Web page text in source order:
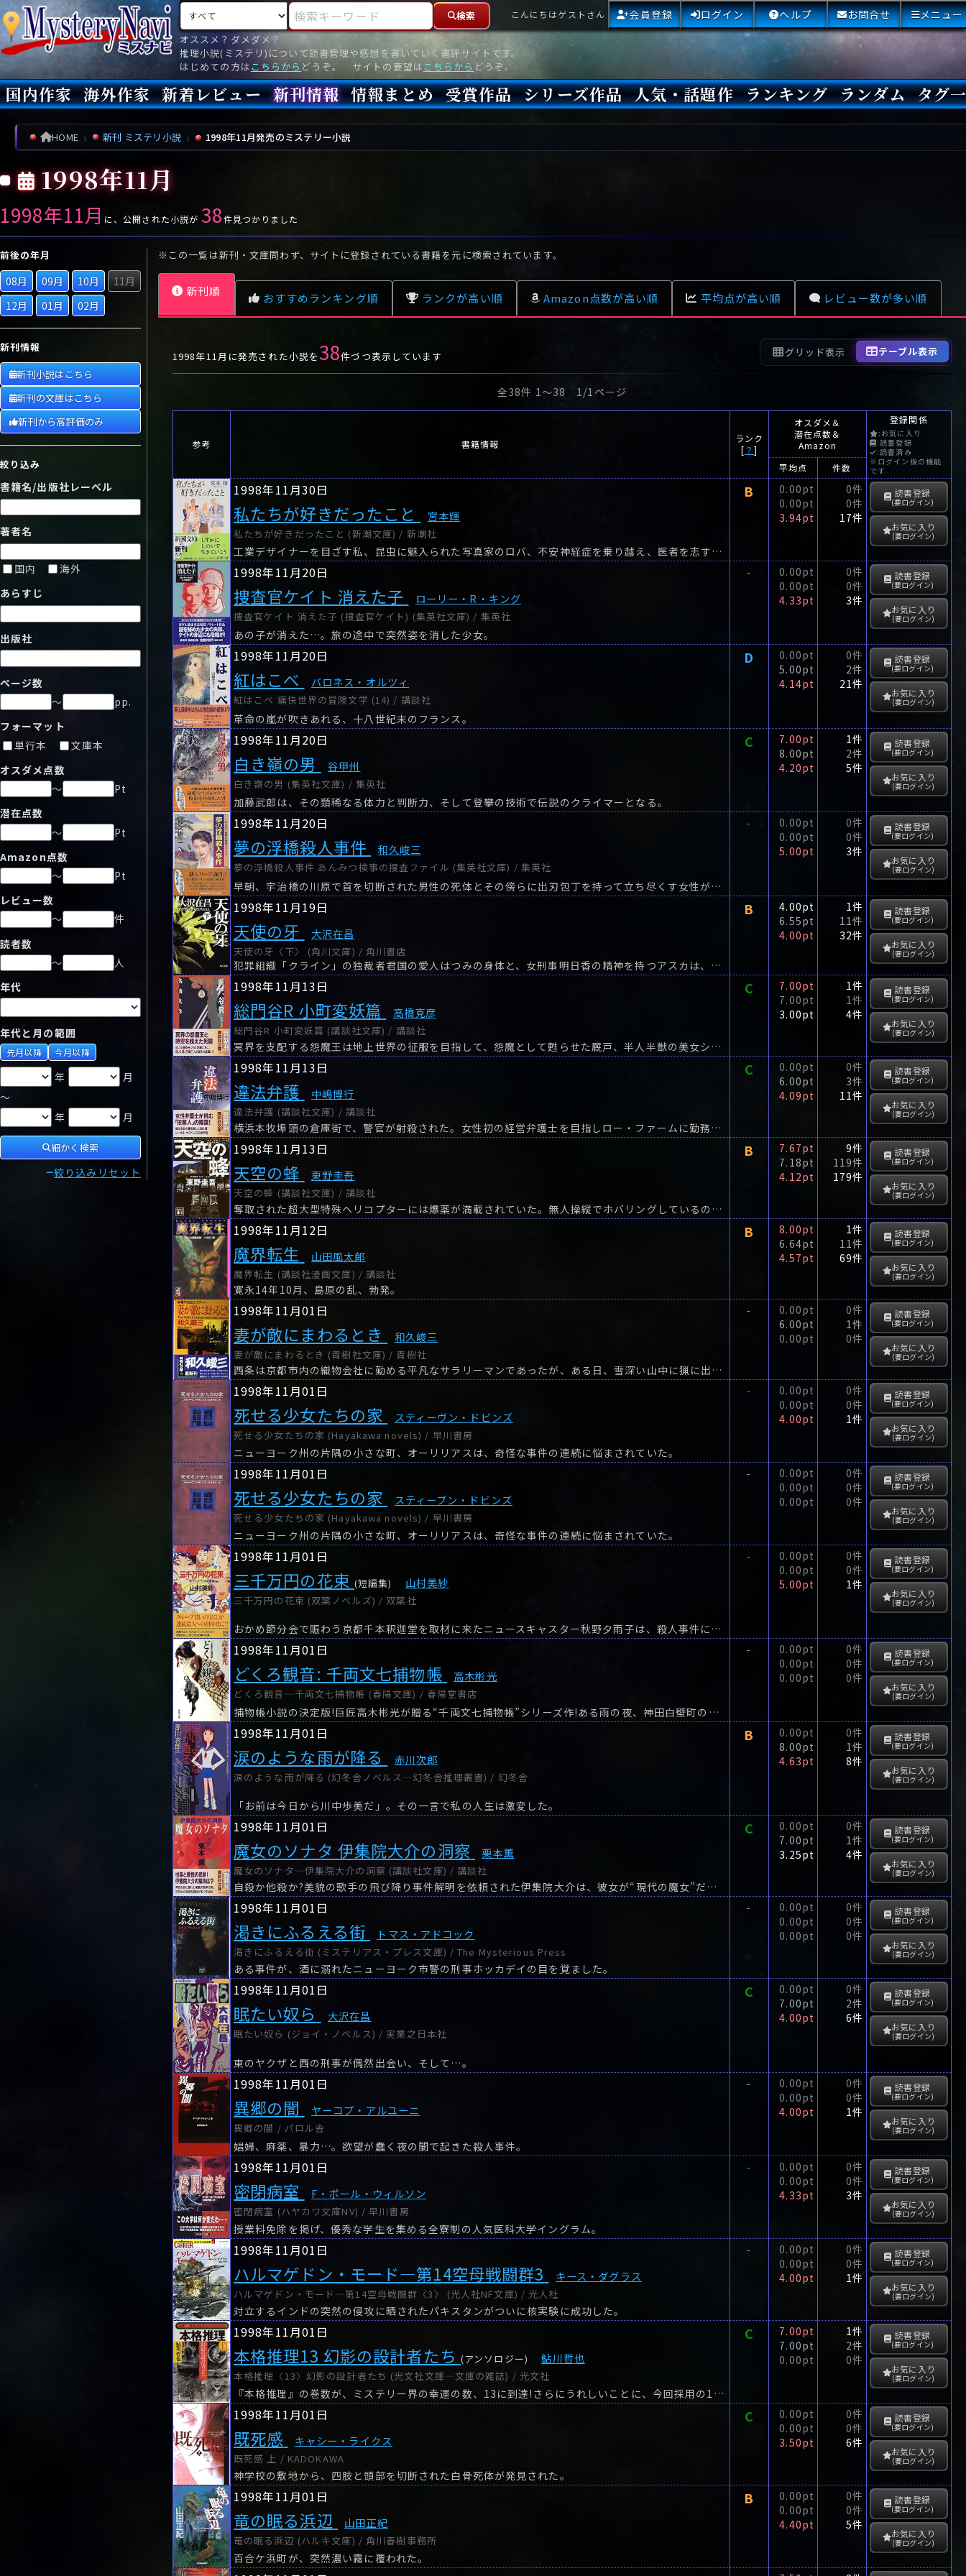
オススメ？ダメダメ？
推理小説(ミステリ)について読書管理や感想を書いていく書評サイトです。
はじめての方は こちらから どうぞ。 サイトの要望は こちらから どうぞ。
検索対象 検索キーワード
検索 こんにちはゲストさん 会員登録 ログイン ヘルプ お問合せ メニュー
国内作家
あ行 あ い う え
お
か行
か き く け
こ
さ行
さ し す せ
た行
た ち
な行
な に ぬ ね
の
は行
は ひ ふ
ま行
ま み む
も
や行
や ゆ
ら行
ろ
わ行
わ
海外作家
ア行 ア イ ウ エ
オ
カ行
カ キ ク ケ
コ
サ行
タ行
ツ
ナ行
ナ ニ ヌ ネ
ノ
ハ行
ハ
マ行
マ ミ ム
モ
ヤ行
ヤ
リ ル レ
ロ
ワ行
ワ
新着レビュー 新刊情報
新刊情報
文庫新刊
新刊高評価
今月(8月)発売
先月(7月)発売
先々月(6月)発売
情報まとめ
『本格ミステリベスト』2026年版
『本格ミステリベスト』(海外)
『このミステリーがすごい!』2026年版
『このミステリーがすごい!』(海外)
『ミステリが読みたい!』2026年版
『ミステリが読みたい!』(海外)
『週刊文春ミステリーベスト10』2025年版
『週刊文春ミステリーベスト10』(海外)
本格ミステリ・エターナル300
本格ミステリ・ディケイド300
本格ミステリ・クロニクル300
ミステリー・リーグ
東西ミステリーベスト100 2012年版(国内)
東西ミステリーベスト100 2012年版(海外)
その他をもっとみる
受賞作品
日本推理作家協会賞
本格ミステリ大賞
鮎川哲也賞
横溝正史ミステリ大賞
江戸川乱歩賞
メフィスト賞
『このミステリーがすごい!』大賞
アンソニー賞(長編賞)
エドガー賞(MWA賞)
ゴールド・ダガー賞(CWA賞)
バリー賞(長編賞)
ガラスの鍵賞
その他をもっとみる
シリーズ作品 人気・話題作
本日
3日間
今週
今月
最近閲覧された小説
ランキング
国内総合ランキング
海外総合ランキング
Amazon国内作品高評価
Amazon海外作品高評価
国内作品高評価
海外作品高評価
閲覧回数
オススメ投票回数
読書した人が多い小説
サイトランク
Sランク
Aランク
Bランク
Cランク
Dランク
Eランク
Fランク
ランダム タグ
初心者におすすめ
クローズド・サー
本格ミステリ
青春ミステリ
学園ミステリ
日常の謎
SFミステリ
倒叙ミステリ
警察小説
映画化
ドラマ化
その他をもっとみ
HOME 新刊 ミステリ小説 1998年11月発売のミステリー小説
1998年11月
1998年11月 に、公開された小説が38件見つかりました
前後の年月
08月 09月 10月
11月
12月
01月 02月
新刊情報
新刊小説はこちら
新刊の文庫はこちら
新刊から高評価のみ
絞り込み
書籍名/出版社レーベル
著者名
国内
海外
あらすじ
出版社
ページ数
～
pp.
フォーマット
単行本
文庫本
オスダメ点数
～
Pt
潜在点数
～
Pt
Amazon点数
～
Pt
レビュー数
～
件
読者数
～
人
年代
年代と月の範囲
先月以降 今月以降
年
月
～
年
月
細かく検索
絞り込みリセット
※この一覧は新刊・文庫問わず、サイトに登録されている書籍を元に検索されています。
新刊順 おすすめランキング順 ランクが高い順 Amazon点数が高い順 平均点が高い順 レビュー数が多い順
1998年11月に発売された小説を38件づつ表示しています グリッド表示 テーブル表示
全38件 1〜38 1/1ページ
参考 書籍情報
ランク
[ ？]
オスダメ＆
潜在点数＆
Amazon
登録関係
:お気に入り
:読書登録
:読書済み
※ログイン後の機能
です
平均点 件数
1998年11月30日
私たちが好きだったこと 宮本輝
私たちが好きだったこと (新潮文庫) / 新潮社
工業デザイナーを目ざす私、昆虫に魅入られた写真家のロバ、不安神経症を乗り越え、医者を志す愛子、美容師として活躍する曜子。
B
0.00pt
0.00pt
3.94pt
0件
0件
17件
読書登録
(要ログイン)
お気に入り
(要ログイン)
1998年11月20日
捜査官ケイト 消えた子 ローリー・R・キング
捜査官ケイト 消えた子 (捜査官ケイト) (集英社文庫) / 集英社
あの子が消えた…。旅の途中で突然姿を消した少女。
-
0.00pt
0.00pt
4.33pt
0件
0件
3件
読書登録
(要ログイン)
お気に入り
(要ログイン)
1998年11月20日
紅はこべ バロネス・オルツィ
紅はこべ 痛快世界の冒険文学 (14) / 講談社
革命の嵐が吹きあれる、十八世紀末のフランス。
D
0.00pt
5.00pt
4.14pt
0件
2件
21件
読書登録
(要ログイン)
お気に入り
(要ログイン)
1998年11月20日
白き嶺の男 谷甲州
白き嶺の男 (集英社文庫) / 集英社
加藤武郎は、その類稀なる体力と判断力、そして登攀の技術で伝説のクライマーとなる。
C
7.00pt
8.00pt
4.20pt
1件
2件
5件
読書登録
(要ログイン)
お気に入り
(要ログイン)
1998年11月20日
夢の浮橋殺人事件 和久峻三
夢の浮橋殺人事件 あんみつ検事の捜査ファイル (集英社文庫) / 集英社
早朝、宇治橋の川原で首を切断された男性の死体とその傍らに出刃包丁を持って立ち尽くす女性が発見された。
-
0.00pt
0.00pt
5.00pt
0件
0件
3件
読書登録
(要ログイン)
お気に入り
(要ログイン)
1998年11月19日
天使の牙 大沢在昌
天使の牙〈下〉 (角川文庫) / 角川書店
犯罪組織「クライン」の独裁者君国の愛人はつみの身体と、女刑事明日香の精神を持つアスカは、己だけを信じて決死の囮を演じていた。
B
4.00pt
6.55pt
4.00pt
1件
11件
32件
読書登録
(要ログイン)
お気に入り
(要ログイン)
1998年11月13日
総門谷R 小町変妖篇 高橋克彦
総門谷R 小町変妖篇 (講談社文庫) / 講談社
冥界を支配する怨魔王は地上世界の征服を目指して、怨魔として甦らせた厩戸、半人半獣の美女シバを内裏に送りこむ。
C
7.00pt
7.00pt
3.00pt
1件
1件
4件
読書登録
(要ログイン)
お気に入り
(要ログイン)
1998年11月13日
違法弁護 中嶋博行
違法弁護 (講談社文庫) / 講談社
横浜本牧埠頭の倉庫街で、警官が射殺された。女性初の経営弁護士を目指しロー・ファームに勤務する弁護士・水島由里子。
C
0.00pt
6.00pt
4.09pt
0件
3件
11件
読書登録
(要ログイン)
お気に入り
(要ログイン)
1998年11月13日
天空の蜂 東野圭吾
天空の蜂 (講談社文庫) / 講談社
奪取された超大型特殊ヘリコプターには爆薬が満載されていた。無人操縦でホバリングしているのは、稼働中の原子力発電所の真上。
B
7.67pt
7.18pt
4.12pt
9件
119件
179件
読書登録
(要ログイン)
お気に入り
(要ログイン)
1998年11月12日
魔界転生 山田風太郎
魔界転生 (講談社漫画文庫) / 講談社
寛永14年10月、島原の乱、勃発。
B
8.00pt
6.64pt
4.57pt
1件
11件
69件
読書登録
(要ログイン)
お気に入り
(要ログイン)
1998年11月01日
妻が敵にまわるとき 和久峻三
妻が敵にまわるとき (青樹社文庫) / 青樹社
西条は京都市内の織物会社に勤める平凡なサラリーマンであったが、ある日、雪深い山中に猟に出かけ、過って人を撃ち殺してしまう。
-
0.00pt
6.00pt
0.00pt
0件
1件
0件
読書登録
(要ログイン)
お気に入り
(要ログイン)
1998年11月01日
死せる少女たちの家 スティーヴン・ドビンズ
死せる少女たちの家 (Hayakawa novels) / 早川書房
ニューヨーク州の片隅の小さな町、オーリリアスは、奇怪な事件の連続に悩まされていた。
-
0.00pt
0.00pt
4.00pt
0件
0件
1件
読書登録
(要ログイン)
お気に入り
(要ログイン)
1998年11月01日
死せる少女たちの家 スティーブン・ドビンズ
死せる少女たちの家 (Hayakawa novels) / 早川書房
ニューヨーク州の片隅の小さな町、オーリリアスは、奇怪な事件の連続に悩まされていた。
-
0.00pt
0.00pt
0.00pt
0件
0件
0件
読書登録
(要ログイン)
お気に入り
(要ログイン)
1998年11月01日
三千万円の花束 (短編集) 山村美紗
三千万円の花束 (双葉ノベルズ) / 双葉社
おかめ節分会で賑わう京都千本釈迦堂を取材に来たニュースキャスター秋野夕雨子は、殺人事件に遭遇する。
-
0.00pt
0.00pt
5.00pt
0件
0件
1件
読書登録
(要ログイン)
お気に入り
(要ログイン)
1998年11月01日
どくろ観音: 千両文七捕物帳 高木彬光
どくろ観音―千両文七捕物帳 (春陽文庫) / 春陽堂書店
捕物帳小説の決定版!巨匠高木彬光が贈る“千両文七捕物帳”シリーズ作!ある雨の夜、神田白壁町の長屋に住む捕物名人千両文七のもとに、一丁の駕籠が着いた!駕籠の中からもれる女のうめき声に文七...
-
0.00pt
0.00pt
0.00pt
0件
0件
0件
読書登録
(要ログイン)
お気に入り
(要ログイン)
1998年11月01日
涙のような雨が降る 赤川次郎
涙のような雨が降る (幻冬舎ノベルス―幻冬舎推理叢書) / 幻冬舎
「お前は今日から川中歩美だ」。その一言で私の人生は激変した。
B
0.00pt
8.00pt
4.63pt
0件
1件
8件
読書登録
(要ログイン)
お気に入り
(要ログイン)
1998年11月01日
魔女のソナタ 伊集院大介の洞察 栗本薫
魔女のソナタ―伊集院大介の洞察 (講談社文庫) / 講談社
自殺か他殺か?美貌の歌手の飛び降り事件解明を依頼された伊集院大介は、彼女が“現代の魔女”だったと知る。
C
0.00pt
7.00pt
3.25pt
0件
1件
4件
読書登録
(要ログイン)
お気に入り
(要ログイン)
1998年11月01日
渇きにふるえる街 トマス・アドコック
渇きにふるえる街 (ミステリアス・プレス文庫) / The Mysterious Press
ある事件が、酒に溺れたニューヨーク市警の刑事ホッカデイの目を覚ました。
-
0.00pt
0.00pt
0.00pt
0件
0件
0件
読書登録
(要ログイン)
お気に入り
(要ログイン)
1998年11月01日
眠たい奴ら 大沢在昌
眠たい奴ら (ジョイ・ノベルス) / 実業之日本社
東のヤクザと西の刑事が偶然出会い、そして…。
C
0.00pt
7.00pt
4.00pt
0件
2件
6件
読書登録
(要ログイン)
お気に入り
(要ログイン)
1998年11月01日
異郷の闇 ヤーコプ・アルユーニ
異郷の闇 / パロル舎
娼婦、麻薬、暴力…。欲望が蠢く夜の闇で起きた殺人事件。
-
0.00pt
0.00pt
4.00pt
0件
0件
1件
読書登録
(要ログイン)
お気に入り
(要ログイン)
1998年11月01日
密閉病室 F・ポール・ウィルソン
密閉病室 (ハヤカワ文庫NV) / 早川書房
授業料免除を掲げ、優秀な学生を集める全寮制の人気医科大学イングラム。
-
0.00pt
0.00pt
4.33pt
0件
0件
3件
読書登録
(要ログイン)
お気に入り
(要ログイン)
1998年11月01日
ハルマゲドン・モード―第14空母戦闘群3 キース・ダグラス
ハルマゲドン・モード―第14空母戦闘群〈3〉 (光人社NF文庫) / 光人社
対立するインドの突然の侵攻に晒されたパキスタンがついに核実験に成功した。
-
0.00pt
0.00pt
4.00pt
0件
0件
1件
読書登録
(要ログイン)
お気に入り
(要ログイン)
1998年11月01日
本格推理13 幻影の設計者たち (アンソロジー) 鮎川哲也
本格推理〈13〉幻影の設計者たち (光文社文庫―文庫の雑誌) / 光文社
『本格推理』の巻数が、ミステリー界の幸運の数、13に到達!さらにうれしいことに、今回採用の12人の才能たちが、記念号に恥じぬ傑作を披露してくれる。
C
7.00pt
7.00pt
0.00pt
1件
2件
0件
読書登録
(要ログイン)
お気に入り
(要ログイン)
1998年11月01日
既死感 キャシー・ライクス
既死感 上 / KADOKAWA
神学校の敷地から、四肢と頭部を切断された白骨死体が発見された。
C
0.00pt
0.00pt
3.50pt
0件
0件
6件
読書登録
(要ログイン)
お気に入り
(要ログイン)
1998年11月01日
竜の眠る浜辺 山田正紀
竜の眠る浜辺 (ハルキ文庫) / 角川春樹事務所
百合ケ浜町が、突然濃い霧に覆われた。
B
0.00pt
0.00pt
4.40pt
0件
0件
5件
読書登録
(要ログイン)
お気に入り
(要ログイン)